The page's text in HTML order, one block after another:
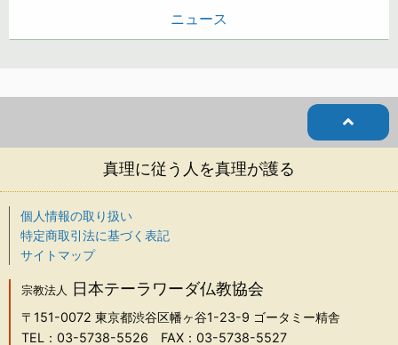
ニュース
真理に従う人を真理が護る
個人情報の取り扱い
特定商取引法に基づく表記
サイトマップ
宗教法人 日本テーラワーダ仏教協会
〒151-0072 東京都渋谷区幡ヶ谷1-23-9 ゴータミー精舎
TEL：03-5738-5526 FAX：03-5738-5527